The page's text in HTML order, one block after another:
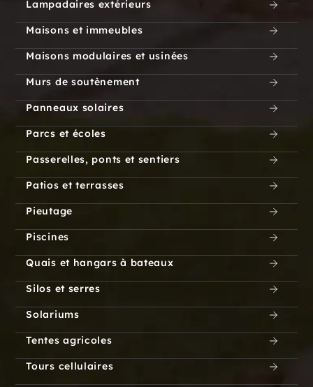
Lampadaires extérieurs
Maisons et immeubles
Maisons modulaires et usinées
Murs de soutènement
Panneaux solaires
Parcs et écoles
Passerelles, ponts et sentiers
Patios et terrasses
Pieutage
Piscines
Quais et hangars à bateaux
Silos et serres
Solariums
Tentes agricoles
Tours cellulaires